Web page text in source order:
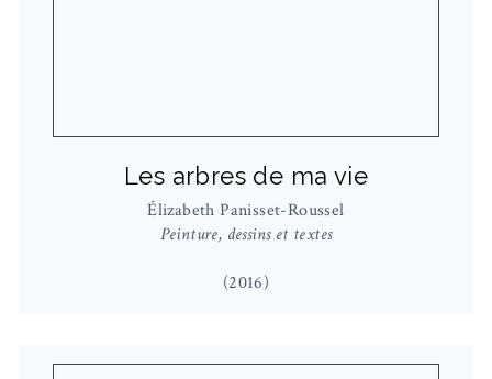
Les arbres de ma vie
Élizabeth Panisset-Roussel
Peinture, dessins et textes
(2016)